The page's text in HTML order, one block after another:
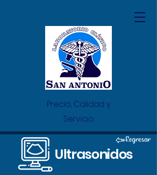
Precio, Calidad y
Servicio.
Ultrasonidos
Regresar